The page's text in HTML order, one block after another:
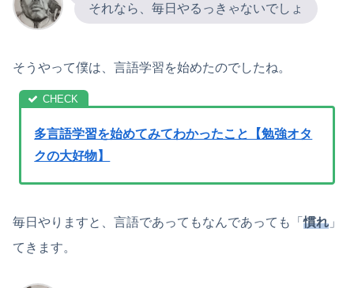
それなら、毎日やるっきゃないでしょ
そうやって僕は、言語学習を始めたのでしたね。
多言語学習を始めてみてわかったこと【勉強オタ
クの大好物】
毎日やりますと、言語であってもなんであっても「慣れ 」
てきます。